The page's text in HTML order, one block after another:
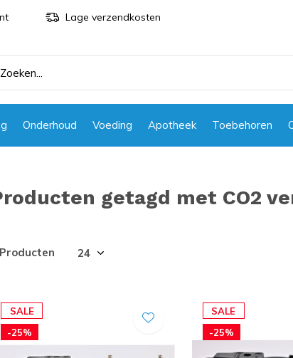
Onderhoud Voeding Apotheek Toebehoren
Lage verzendkosten
getagd met CO2
SALE
-25%
SALE
-25%